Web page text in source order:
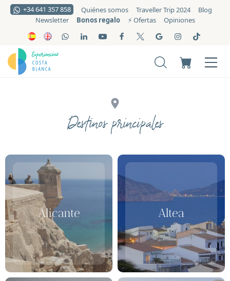
+34 641 357 858 Quiénes somos Traveller Trip 2024
Blog
Newsletter
Bonos regalo ⚡️ Ofertas Opiniones
Destinos principales
Alicante Altea